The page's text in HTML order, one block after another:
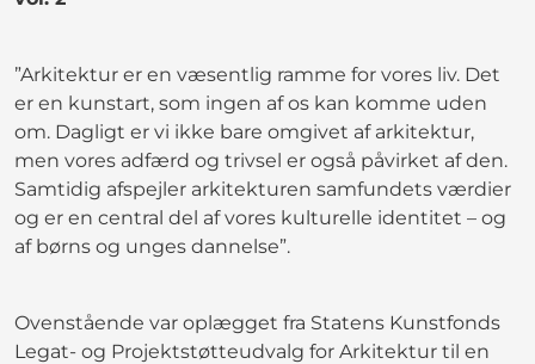
”Arkitektur er en væsentlig ramme for vores liv. Det
er en kunstart, som ingen af os kan komme uden
om. Dagligt er vi ikke bare omgivet af arkitektur,
men vores adfærd og trivsel er også påvirket af den.
Samtidig afspejler arkitekturen samfundets værdier
og er en central del af vores kulturelle identitet – og
af børns og unges dannelse”.
Ovenstående var oplægget fra Statens Kunstfonds
Legat- og Projektstøtteudvalg for Arkitektur til en